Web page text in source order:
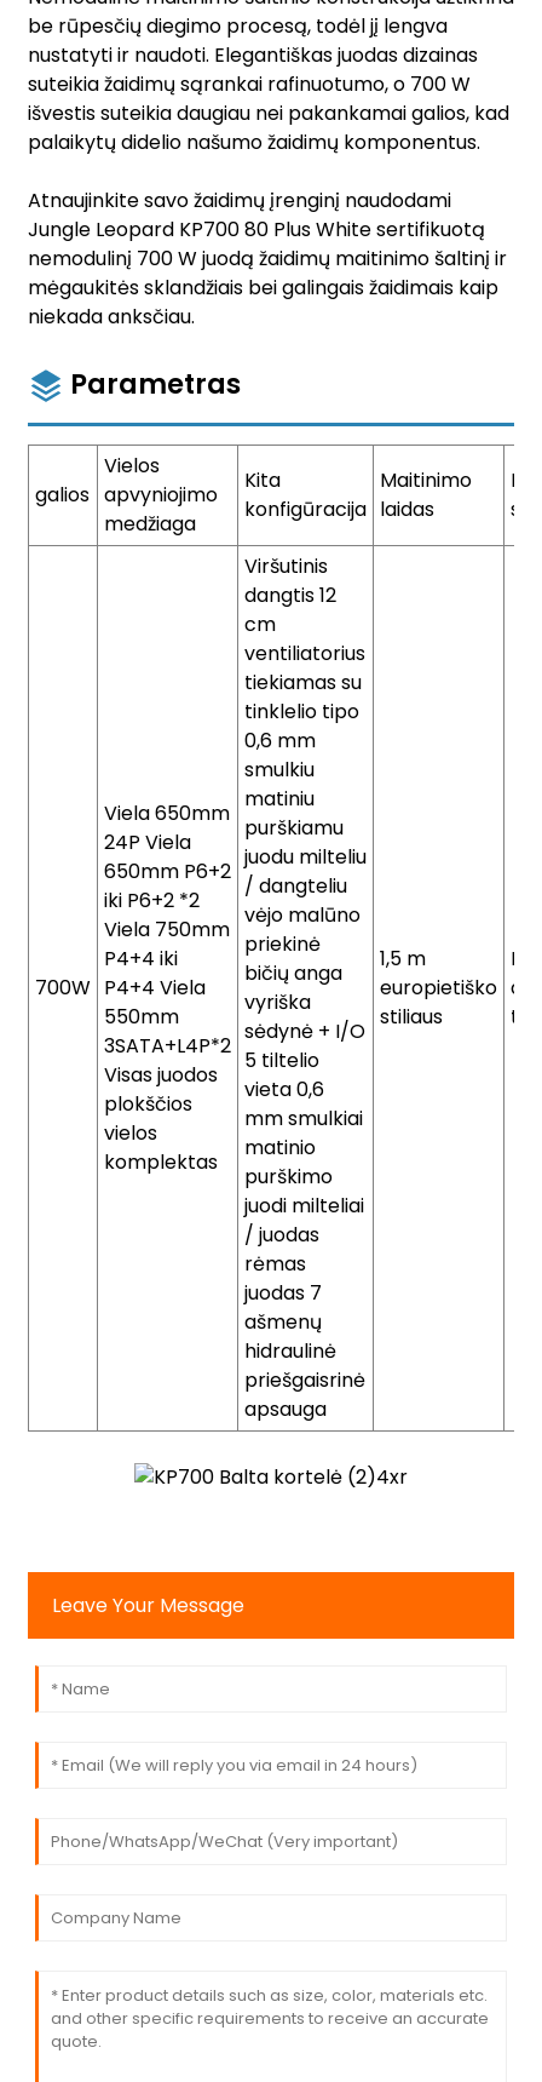
be rūpesčių diegimo procesą, todėl jį lengva
nustatyti ir naudoti. Elegantiškas juodas dizainas
suteikia žaidimų sąrankai rafinuotumo, o 700 W
išvestis suteikia daugiau nei pakankamai galios, kad
palaikytų didelio našumo žaidimų komponentus.
Atnaujinkite savo žaidimų įrenginį naudodami
Jungle Leopard KP700 80 Plus White sertifikuotą
nemodulinį 700 W juodą žaidimų maitinimo šaltinį ir
mėgaukitės sklandžiais bei galingais žaidimais kaip
niekada anksčiau.
Parametras
galios
Vielos
apvyniojimo
medžiaga
Kita
konfigūracija
Maitinimo
laidas
700W
Viela 650mm
24P Viela
650mm P6+2
iki P6+2 *2
Viela 750mm
P4+4 iki
P4+4 Viela
550mm
3SATA+L4P*2
Visas juodos
plokščios
vielos
komplektas
Viršutinis
dangtis 12
cm
ventiliatorius
tiekiamas su
tinklelio tipo
0,6 mm
smulkiu
matiniu
purškiamu
juodu milteliu
/ dangteliu
vėjo malūno
priekinė
bičių anga
vyriška
sėdynė + I/O
5 tiltelio
vieta 0,6
mm smulkiai
matinio
purškimo
juodi milteliai
/ juodas
rėmas
juodas 7
ašmenų
hidraulinė
priešgaisrinė
apsauga
1,5 m
europietiško
stiliaus
Leave Your Message